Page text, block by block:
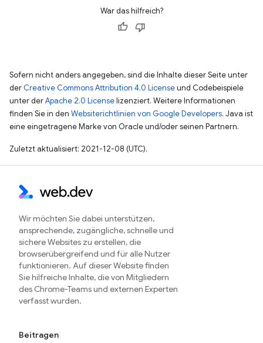
War das hilfreich?
Sofern nicht anders angegeben, sind die Inhalte dieser Seite unter
der Creative Commons Attribution 4.0 Licenseund Codebeispiele
unter derApache 2.0 Licenselizenziert. Weitere Informationen
finden Sie in den Websiterichtlinien von Google Developers. Java ist
eine eingetragene Marke von Oracle und/oder seinen Partnern.
Zuletzt aktualisiert: 2021-12-08 (UTC).
Wir möchten Sie dabei unterstützen,
ansprechende, zugängliche, schnelle und
sichere Websites zu erstellen, die
browserübergreifend und für alle Nutzer
funktionieren. Auf dieser Website finden
Sie hilfreiche Inhalte, die von Mitgliedern
des Chrome-Teams und externen Experten
verfasst wurden.
Beitragen